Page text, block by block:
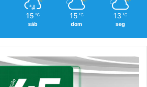
15 ℃
sáb
15 ℃
dom
13 ℃
seg